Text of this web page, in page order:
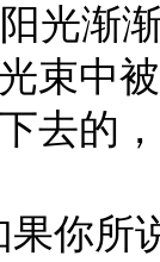
光渐
束中
去的
你所